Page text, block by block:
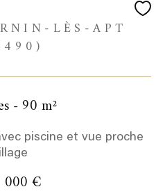
LÈS-APT
- 90 m²
piscine et vue proche
000 €